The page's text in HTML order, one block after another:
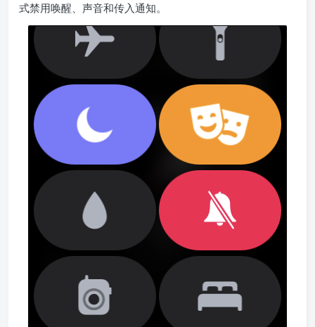
式禁用唤醒、声音和传入通知。